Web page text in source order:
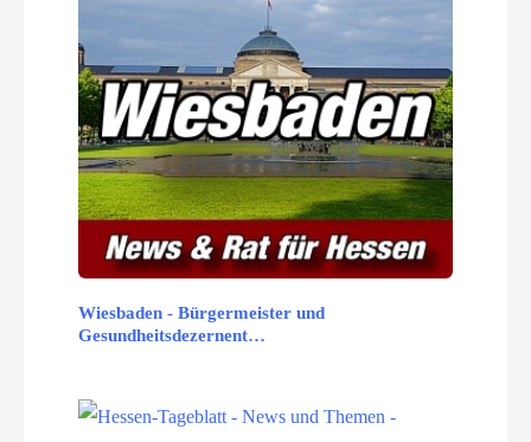
Wiesbaden - Bürgermeister und
Gesundheitsdezernent…